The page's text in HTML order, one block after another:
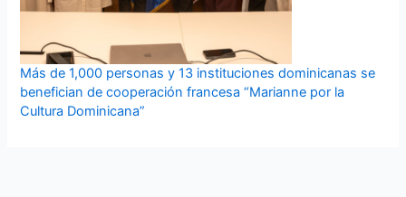
Más de 1,000 personas y 13 instituciones dominicanas se
benefician de cooperación francesa “Marianne por la
Cultura Dominicana”